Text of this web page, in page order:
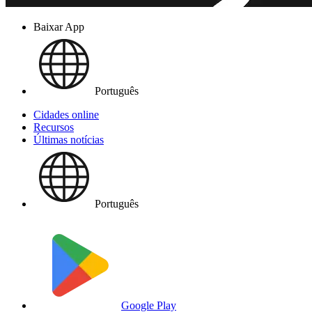
Baixar App
Português
Cidades online
Recursos
Últimas notícias
Português
Google Play